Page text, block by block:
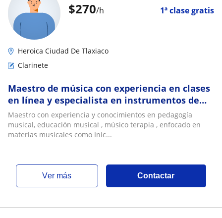
$270/h 1ª clase gratis
Heroica Ciudad De Tlaxiaco
Clarinete
Maestro de música con experiencia en clases
en línea y especialista en instrumentos de
viento madera (clarinete, saxofon)
Maestro con experiencia y conocimientos en pedagogía
musical, educación musical , músico terapia , enfocado en
materias musicales como Inic...
ver más Contactar